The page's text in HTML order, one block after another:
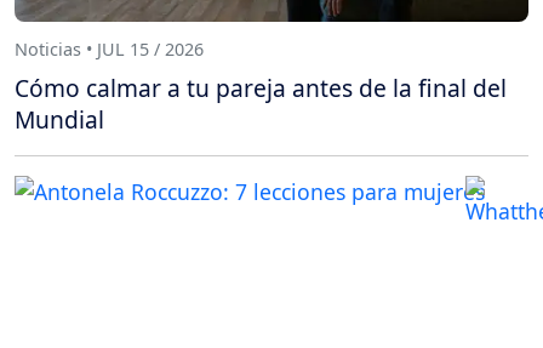
Noticias • JUL 15 / 2026
Cómo calmar a tu pareja antes de la final del
Mundial